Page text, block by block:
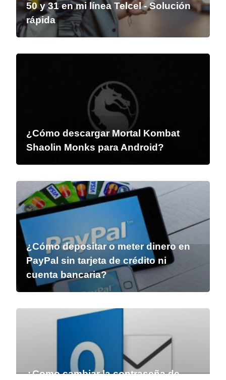
50 y 31 en mi línea Telcel - Solución
rápida
¿Cómo descargar Mortal Kombat
Shaolin Monks para Android?
¿Cómo depositar o meter dinero en
PayPal sin tarjeta de crédito ni
cuenta bancaria?
¿Como cambiar la contraseña de